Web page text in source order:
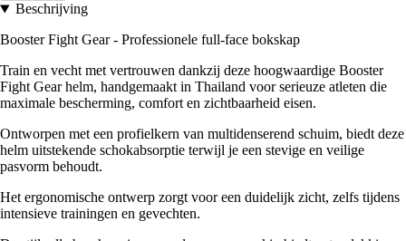
Beschrijving
Booster Fight Gear - Professionele full-face bokskap
Train en vecht met vertrouwen dankzij deze hoogwaardige Booster
Fight Gear helm, handgemaakt in Thailand voor serieuze atleten die
maximale bescherming, comfort en zichtbaarheid eisen.
Ontworpen met een profielkern van multidenserend schuim, biedt deze
helm uitstekende schokabsorptie terwijl je een stevige en veilige
pasvorm behoudt.
Het ergonomische ontwerp zorgt voor een duidelijk zicht, zelfs tijdens
intensieve trainingen en gevechten.